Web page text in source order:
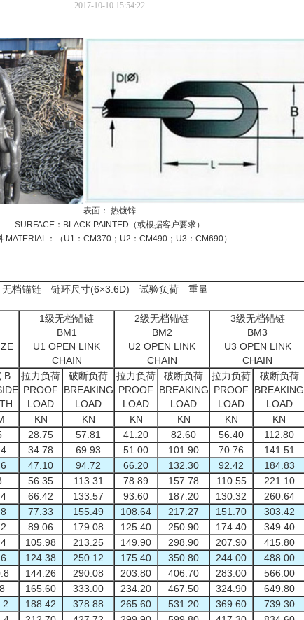
2017-10-10 15:54:22
表面： 热镀锌
SURFACE：BLACK PAINTED（或根据客户要求）
MATERIAL：（U1：CM370；U2：CM490；U3：CM690）
无档锚链 链环尺寸(6×3.6D) 试验负荷 重量
1级无档锚链
BM1
U1 OPEN LINK
CHAIN
2级无档锚链
BM2
U2 OPEN LINK
CHAIN
3级无档锚链
BM3
U3 OPEN LINK
CHAIN
B
拉力负荷
PROOF
LOAD
破断负荷
BREAKING
LOAD
拉力负荷
PROOF
LOAD
破断负荷
BREAKING
LOAD
拉力负荷
PROOF
LOAD
破断负荷
BREAKING
LOAD
KN KN KN KN KN KN
28.75 57.81 41.20 82.60 56.40 112.80
34.78 69.93 51.00 101.90 70.76 141.51
47.10 94.72 66.20 132.30 92.42 184.83
56.35 113.31 78.89 157.78 110.55 221.10
66.42 133.57 93.60 187.20 130.32 260.64
77.33 155.49 108.64 217.27 151.70 303.42
89.06 179.08 125.40 250.90 174.40 349.40
105.98 213.25 149.90 298.90 207.90 415.80
124.38 250.12 175.40 350.80 244.00 488.00
144.26 290.08 203.80 406.70 283.00 566.00
165.60 333.00 234.20 467.50 324.90 649.80
188.42 378.88 265.60 531.20 369.60 739.30